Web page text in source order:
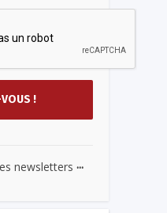
newsletters ...